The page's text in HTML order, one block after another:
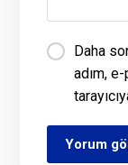
Daha
adım,
Yorum